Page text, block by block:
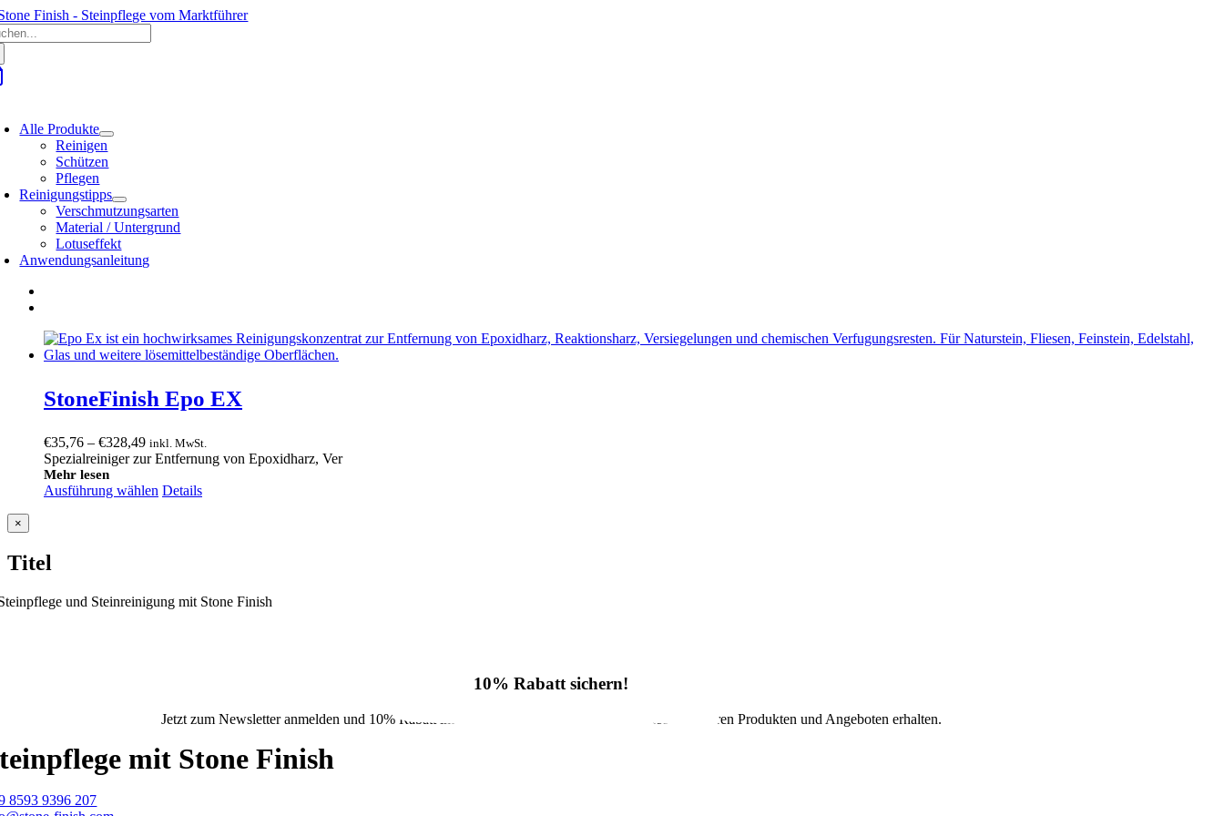
Zum
Inhalt
springen
Alle Produkte
Reinigen
Schützen
Pflegen
Reinigungstipps
Verschmutzungsarten
Material / Untergrund
Lotuseffekt
Anwendungsanleitung
StoneFinish Epo EX
€35,76 – €328,49Preisspanne:
€35,76
€328,49
inkl. MwSt.
Spezialreiniger zur Entfernung von Epoxidharz, Ver
Mehr lesen
Ausführung wählen Details
Close
product
view
×
Titel
10% Rabatt sichern!
Jetzt zum Newsletter anmelden und 10% Rabatt im Onlineshop sowie regelmäßige Infos zu unseren Produkten und Angeboten erhalten.
mit Stone Finish
8593 9396 207